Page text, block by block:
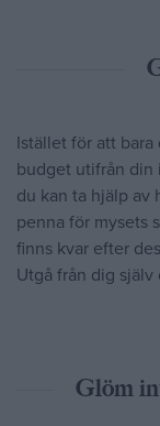
Istället för att
budget utifrån din
du kan ta hjälp av
penna för mysets
finns kvar efter
Utgå från dig
Glöm